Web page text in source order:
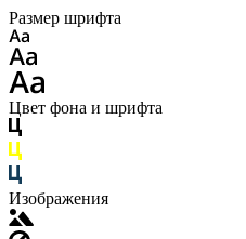
Размер шрифта
Цвет фона и шрифта
Изображения